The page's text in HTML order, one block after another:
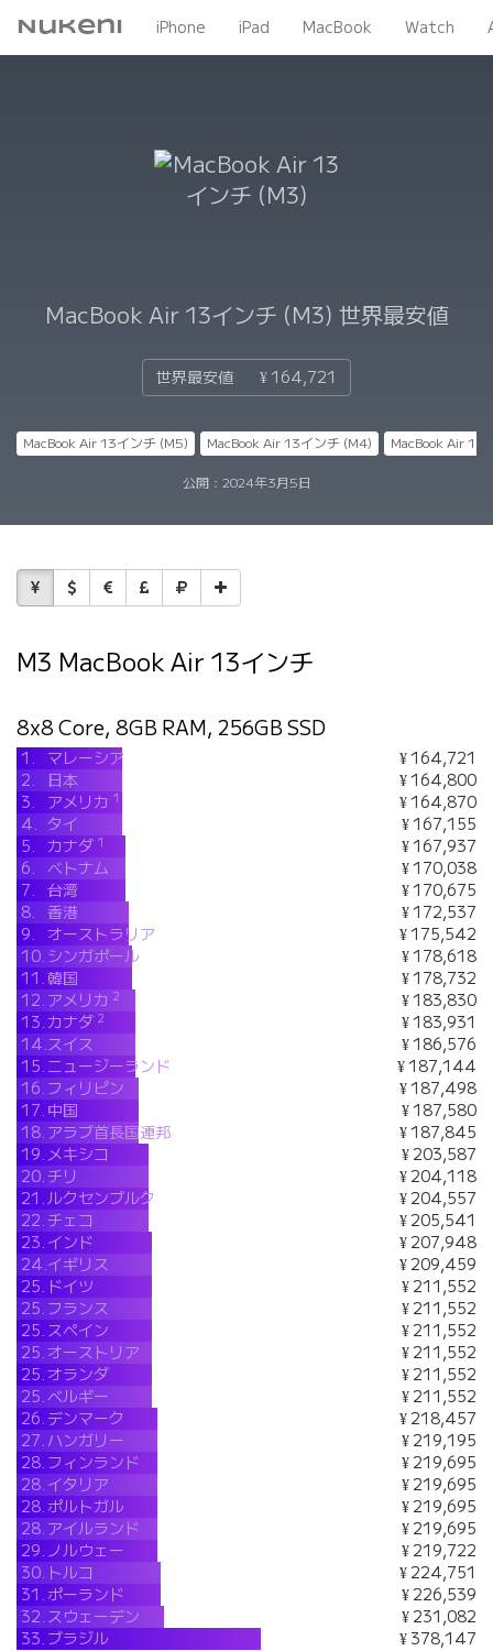
Nukeni iPhone iPad MacBook Watch
MacBook Air 13インチ (M3) 世界最安値
世界最安値 ¥ 164,721
MacBook Air 13インチ (M5) MacBook Air 13インチ (M4) MacBook Air 13
公開： 2024年3月5日
M3 MacBook Air 13インチ
8x8 Core, 8GB RAM, 256GB SSD
1. マレーシア
¥ 164,721
2.
日本
¥ 164,800
3.
アメリカ 1
¥ 164,870
4. タイ
¥ 167,155
5.
カナダ 1
¥ 167,937
6.
ベトナム
¥ 170,038
7.
台湾
¥ 170,675
8.
香港
¥ 172,537
9.
オーストラリア
¥ 175,542
10. シンガポール
¥ 178,618
11.韓国
¥ 178,732
12. アメリカ 2
¥ 183,830
13.カナダ 2
¥ 183,931
14.スイス
¥ 186,576
15. ニュージーランド
¥ 187,144
16. フィリピン
¥ 187,498
17. 中国
¥ 187,580
18. アラブ首長国連邦
¥ 187,845
19. メキシコ
¥ 203,587
20.チリ
¥ 204,118
21.ルクセンブルク
¥ 204,557
22.チェコ
¥ 205,541
23. インド
¥ 207,948
24.イギリス
¥ 209,459
25. ドイツ
¥ 211,552
25. フランス
¥ 211,552
25. スペイン
¥ 211,552
25.オーストリア
¥ 211,552
25.オランダ
¥ 211,552
25.ベルギー
¥ 211,552
26.デンマーク
¥ 218,457
27. ハンガリー
¥ 219,195
28. フィンランド
¥ 219,695
28. イタリア
¥ 219,695
28. ポルトガル
¥ 219,695
28. アイルランド
¥ 219,695
29. ノルウェー
¥ 219,722
30. トルコ
¥ 224,751
31. ポーランド
¥ 226,539
32. スウェーデン
¥ 231,082
33. ブラジル ¥ 378,147